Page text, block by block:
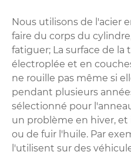
Nous utilisons de l'acier
faire du corps du
fatiguer; La surface de la
électroplée et en
ne rouille pas même si
pendant plusieurs
sélectionné pour
un problème en hiver, et
ou de fuir l'huile. Par
l'utilisent sur des